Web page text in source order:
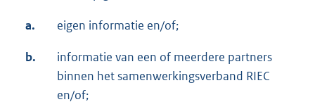
a. eigen informatie en/of;
b.
informatie van een of meerdere partners
binnen het samenwerkingsverband RIEC
en/of;